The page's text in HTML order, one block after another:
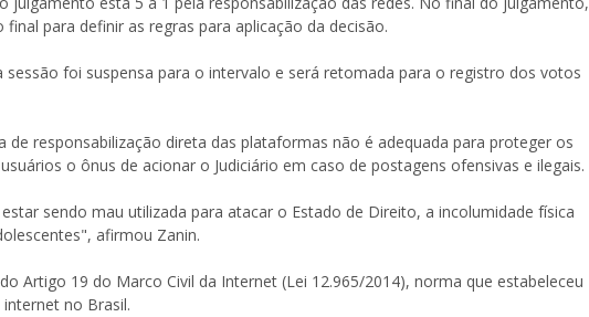
para definir as regras para aplicação da decisão.
foi suspensa para o intervalo e será retomada para o registro dos votos
de responsabilização direta das plataformas não é adequada para proteger os
o ônus de acionar o Judiciário em caso de postagens ofensivas e ilegais.
sendo mau utilizada para atacar o Estado de Direito, a incolumidade física
afirmou Zanin.
Artigo 19 do Marco Civil da Internet (Lei 12.965/2014), norma que estabeleceu
no Brasil.